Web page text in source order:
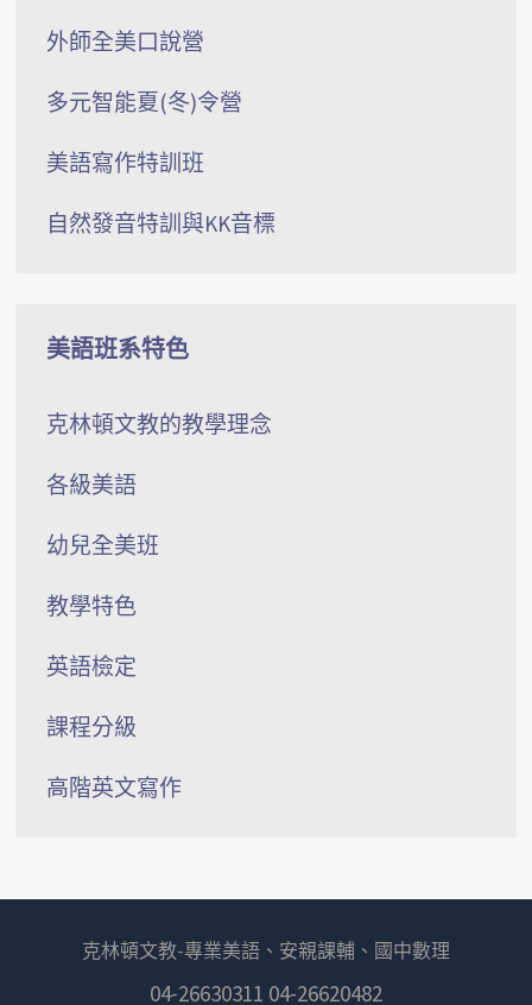
外師全美口說營
多元智能夏(冬)令營
美語寫作特訓班
自然發音特訓與KK音標
美語班系特色
克林頓文教的教學理念
各級美語
幼兒全美班
教學特色
英語檢定
課程分級
高階英文寫作
克林頓文教-專業美語、安親課輔、國中數理
04-26630311 04-26620482